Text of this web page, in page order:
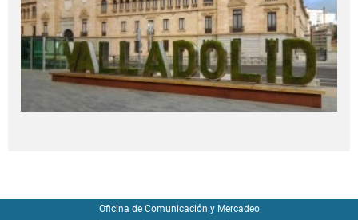
Oficina de Comunicación y Mercadeo